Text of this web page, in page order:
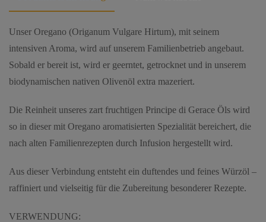
Unser Oregano (Origanum Vulgare Hirtum), mit seinem
intensiven Aroma, wird auf unserem Familienbetrieb angebaut.
Sobald er bereit ist, wird er geerntet, getrocknet und in unserem
biodynamischen nativen Olivenöl extra mazeriert.
Die Reinheit unseres zart fruchtigen Principe di Gerace Öls wird
so in dieser mit Oregano aromatisierten Spezialität bereichert, die
nach alten Familienrezepten durch Infusion hergestellt wird.
Aus dieser Verbindung entsteht ein duftendes und feines Würzöl –
raffiniert und vielseitig für die Zubereitung besonderer Rezepte.
VERWENDUNG: